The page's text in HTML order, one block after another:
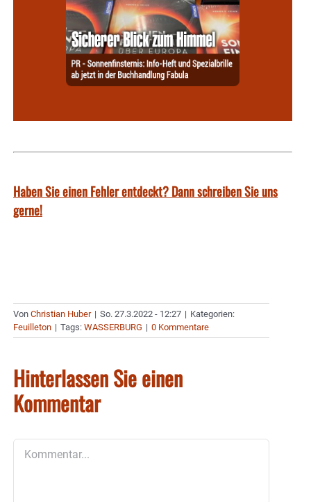
Haben Sie einen Fehler entdeckt? Dann schreiben Sie uns
gerne!
Von Christian Huber | So. 27.3.2022 - 12:27 | Kategorien:
Feuilleton | Tags: WASSERBURG | 0 Kommentare
Hinterlassen Sie einen
Kommentar